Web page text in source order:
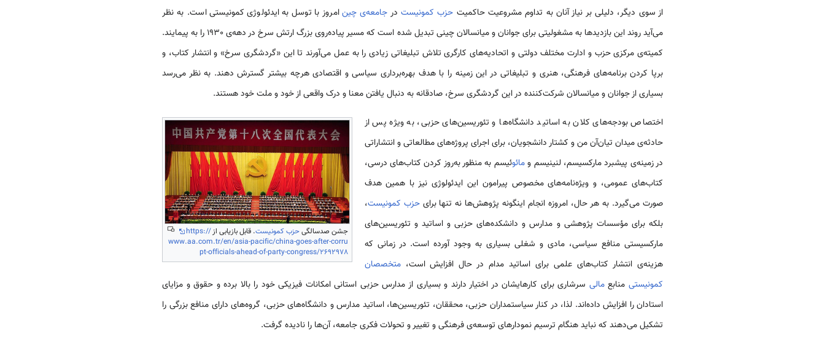
از سوی دیگر، دلیلی بر نیاز آنان به تداوم مشروعیت حاکمیت حزب کمونیستدر جامعه‌ی چینامروز با توسل به ایدئولوژی کمونیستی است. به نظر
می‌آید روند این بازدیدها به مشغولیتی برای جوانان و میانسالان چینی تبدیل شده است که مسیر پیاده‌روی بزرگ ارتش سرخ در دهه‌ی 1930 را به پیمایند.
کمیته‌ی مرکزی حزب و ادارت مختلف دولتی و اتحادیه‌های کارگری تلاش تبلیغاتی زیادی را به عمل می‌آورند تا این «گردشگری سرخ» و انتشار کتاب، و
برپا کردن برنامه‌های فرهنگی، هنری و تبلیغاتی در این زمینه را با هدف بهره‌برداری سیاسی و اقتصادی هرچه بیشتر گسترش دهند. به نظر می‌رسد
بسیاری از جوانان و میانسالان شرکت‌کننده در این گردشگری سرخ، صادقانه به دنبال یافتن معنا و درک واقعی از خود و ملت خود هستند.
جشن صدسالگیحزب کمونیست. قابل بازیابی ازhttps://
www.aa.com.tr/en/asia-pacific/china-goes-after-corru
pt-officials-ahead-of-party-congress/2692978
اختصاص بودجه‌های کلان به اساتید دانشگاه‌ها و تئوریسین‌های حزبی، به ویژه پس از
حادثه‌ی میدان تیان‌آن من و کشتار دانشجویان، برای اجرای پروژه‌های مطالعاتی و انتشاراتی
در زمینه‌ی پیشبرد مارکسیسم، لنینیسم ومائوئیسم به منظور به‌روز کردن کتاب‌های درسی،
کتاب‌های عمومی، و ویژه‌نامه‌های مخصوص پیرامون این ایدئولوژی نیز با همین هدف
صورت می‌گیرد. به هر حال، امروزه انجام اینگونه پژوهش‌ها نه تنها برایحزب کمونیست،
بلکه برای مؤسسات پژوهشی و مدارس و دانشکده‌های حزبی و اساتید و تئوریسین‌های
مارکسیستی منافع سیاسی، مادی و شغلی بسیاری به وجود آورده است. در زمانی که
هزینه‌ی انتشار کتاب‌های علمی برای اساتید مدام در حال افزایش است،متخصصان
کمونیستیمنابعمالی سرشاری برای کارهایشان در اختیار دارند و بسیاری از مدارس حزبی استانی امکانات فیزیکی خود را بالا برده و حقوق و مزایای
استادان را افزایش داده‌اند. لذا، در کنار سیاستمداران حزبی، محققان، تئوریسین‌ها، اساتید مدارس و دانشگاه‌های حزبی، گروه‌های دارای منافع بزرگی را
تشکیل می‌دهند که نباید هنگام ترسیم نمودارهای توسعه‌ی فرهنگی و تغییر و تحولات فکری جامعه، آن‌ها را نادیده گرفت.